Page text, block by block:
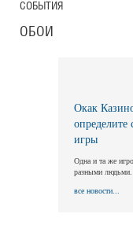
СОБЫТИЯ
ОБОИ
Окак
определите
игры
Одна и та же
разными людьми.
все новости...